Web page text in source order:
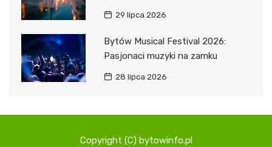
29 lipca 2026
Bytów Musical Festival 2026:
Pasjonaci muzyki na zamku
28 lipca 2026
Copyright (C) bytowinfo.pl